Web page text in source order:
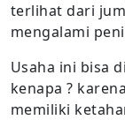
terlihat dari
mengalami
Usaha ini bisa
kenapa ?
memiliki